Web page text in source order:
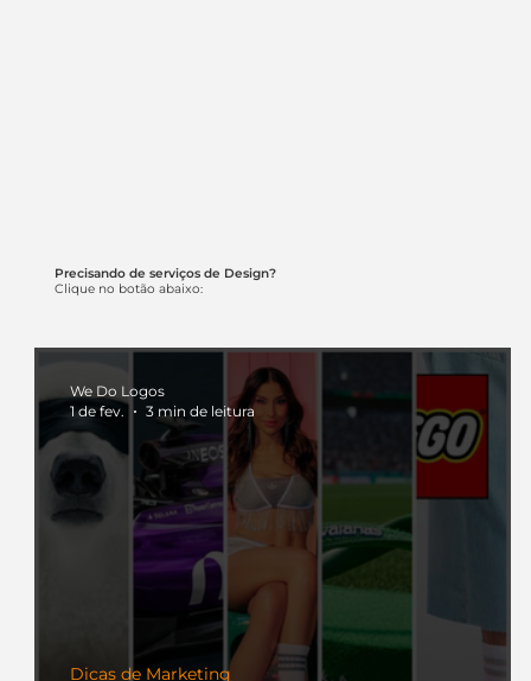
Precisando de serviços de Design?
Clique no botão abaixo:
Dicas de Marketing
We Do Logos
1 de fev.
3 min de leitura